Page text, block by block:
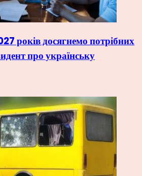
років досягнемо потрібних
про українську